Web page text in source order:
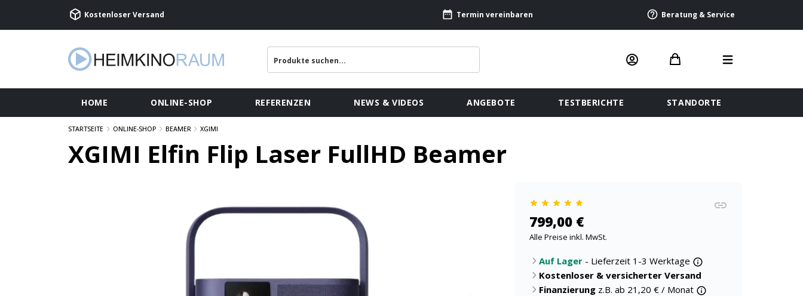
Kostenloser Versand Termin vereinbaren Beratung & Service
HOME ONLINE-SHOP REFERENZEN NEWS & VIDEOS ANGEBOTE TESTBERICHTE STANDORTE
STARTSEITE ONLINE-SHOP BEAMER XGIMI
XGIMI Elfin Flip Laser FullHD Beamer
799,00 €
Alle Preise inkl. MwSt.
Auf Lager - Lieferzeit 1-3 Werktage
Kostenloser & versicherter Versand
Finanzierung z.B. ab 21,20 € / Monat